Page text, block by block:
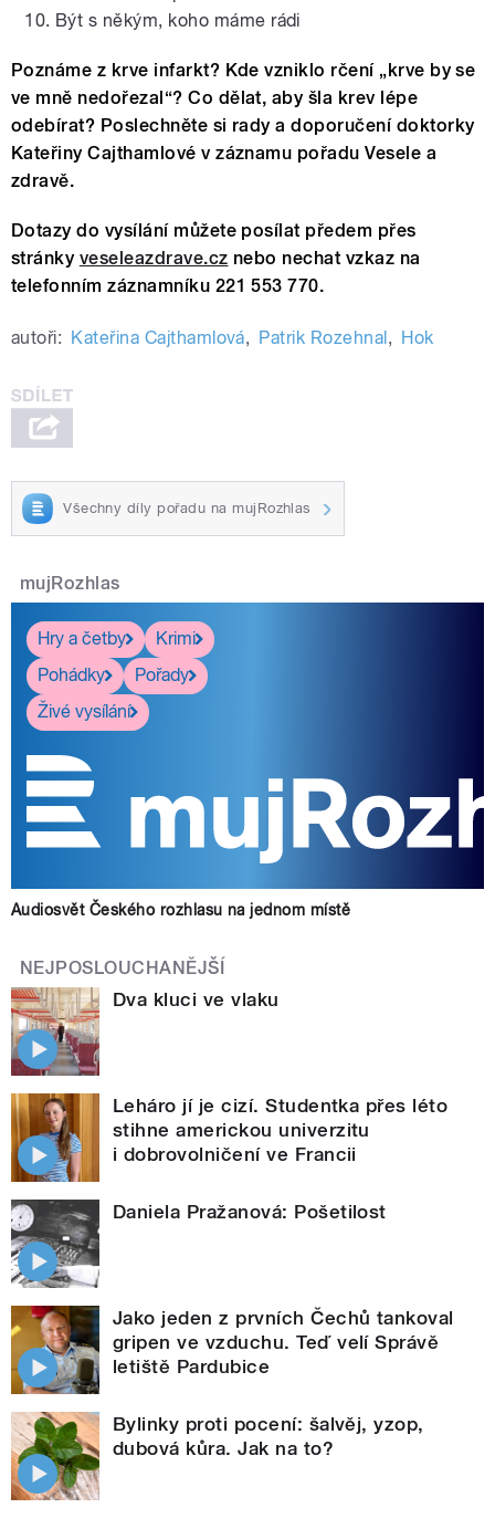
Být s někým, koho máme rádi
Poznáme z krve infarkt? Kde vzniklo rčení „krve by se
ve mně nedořezal“? Co dělat, aby šla krev lépe
odebírat? Poslechněte si rady a doporučení doktorky
Kateřiny Cajthamlové v záznamu pořadu Vesele a
zdravě.
Dotazy do vysílání můžete posílat předem přes
stránky veseleazdrave.cz nebo nechat vzkaz na
telefonním záznamníku 221 553 770.
autoři: Kateřina Cajthamlová, Patrik Rozehnal, Hok
Všechny díly pořadu na mujRozhlas
mujRozhlas
Hry a četby
Krimi
Pohádky
Pořady
Živé vysílání
Audiosvět Českého rozhlasu na jednom místě
NEJPOSLOUCHANĚJŠÍ
Dva kluci ve vlaku
Leháro jí je cizí. Studentka přes léto
stihne americkou univerzitu
i dobrovolničení ve Francii
Daniela Pražanová: Pošetilost
Jako jeden z prvních Čechů tankoval
gripen ve vzduchu. Teď velí Správě
letiště Pardubice
Bylinky proti pocení: šalvěj, yzop,
dubová kůra. Jak na to?